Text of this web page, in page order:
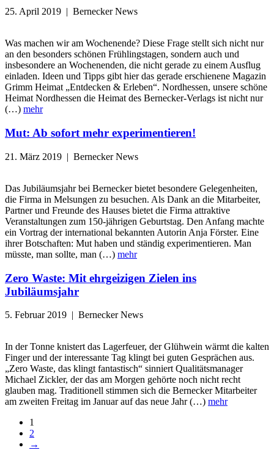
25. April 2019 | Bernecker News
Was machen wir am Wochenende? Diese Frage stellt sich nicht nur
an den besonders schönen Frühlingstagen, sondern auch und
insbesondere an Wochenenden, die nicht gerade zu einem Ausflug
einladen. Ideen und Tipps gibt hier das gerade erschienene Magazin
Grimm Heimat „Entdecken & Erleben“. Nordhessen, unsere schöne
Heimat Nordhessen die Heimat des Bernecker-Verlags ist nicht nur
(…) mehr
Mut: Ab sofort mehr experimentieren!
21. März 2019 | Bernecker News
Das Jubiläumsjahr bei Bernecker bietet besondere Gelegenheiten,
die Firma in Melsungen zu besuchen. Als Dank an die Mitarbeiter,
Partner und Freunde des Hauses bietet die Firma attraktive
Veranstaltungen zum 150-jährigen Geburtstag. Den Anfang machte
ein Vortrag der international bekannten Autorin Anja Förster. Eine
ihrer Botschaften: Mut haben und ständig experimentieren. Man
müsste, man sollte, man (…) mehr
Zero Waste: Mit ehrgeizigen Zielen ins
Jubiläumsjahr
5. Februar 2019 | Bernecker News
In der Tonne knistert das Lagerfeuer, der Glühwein wärmt die kalten
Finger und der interessante Tag klingt bei guten Gesprächen aus.
„Zero Waste, das klingt fantastisch“ sinniert Qualitätsmanager
Michael Zickler, der das am Morgen gehörte noch nicht recht
glauben mag. Traditionell stimmen sich die Bernecker Mitarbeiter
am zweiten Freitag im Januar auf das neue Jahr (…) mehr
1
2
→